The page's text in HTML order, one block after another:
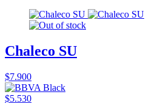
Chaleco SU
$7.900
$5.530